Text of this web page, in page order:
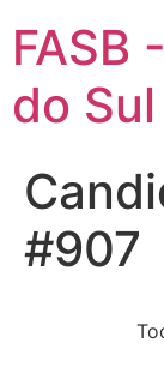
FASB
do
#907